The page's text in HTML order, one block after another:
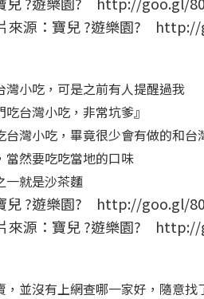
來源：寶兒 ?遊樂園?
灣小吃，可是之前有人提醒過我
吃台灣小吃，非常坑爹』
台灣小吃，畢竟很少會有做的和台
當然要吃吃當地的口味
一就是沙茶麵
來源：寶兒 ?遊樂園?
，並沒有上網查哪一家好，隨意找